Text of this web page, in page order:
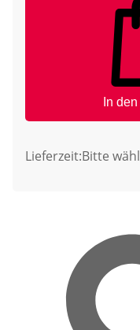
In
Lieferzeit:Bitte